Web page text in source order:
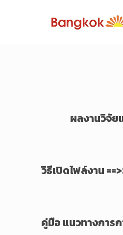
ผลงานวิจัย
วิธีเปิดไฟล์งาน
คู่มือ แนวทางการ